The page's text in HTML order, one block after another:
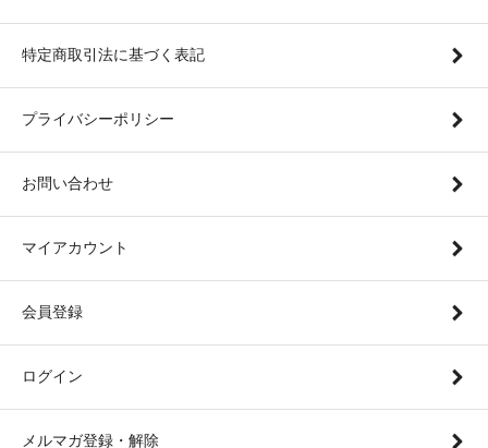
特定商取引法に基づく表記
プライバシーポリシー
お問い合わせ
マイアカウント
会員登録
ログイン
メルマガ登録・解除